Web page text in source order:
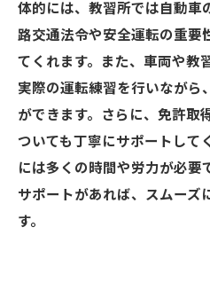
体的には、教習所では自動車
路交通法令や安全運転の重要
てくれます。また、車両や教
実際の運転練習を行いながら
ができます。さらに、免許取
ついても丁寧にサポートして
には多くの時間や労力が必要
サポートがあれば、スムーズ
す。